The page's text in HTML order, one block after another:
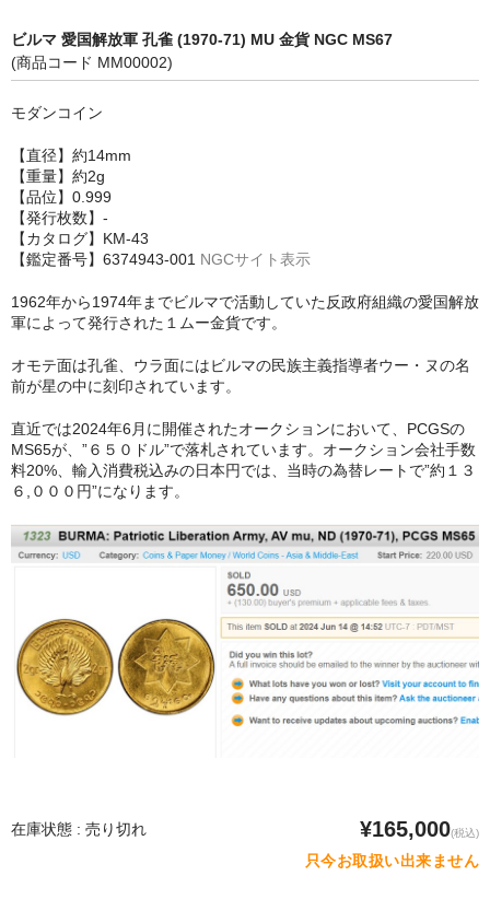
ビルマ 愛国解放軍 孔雀 (1970-71) MU 金貨 NGC MS67
(商品コード MM00002)
モダンコイン
【直径】約14mm
【重量】約2g
【品位】0.999
【発行枚数】-
【カタログ】KM-43
【鑑定番号】6374943-001 NGCサイト表示
1962年から1974年までビルマで活動していた反政府組織の愛国解放
軍によって発行された１ムー金貨です。
オモテ面は孔雀、ウラ面にはビルマの民族主義指導者ウー・ヌの名
前が星の中に刻印されています。
直近では2024年6月に開催されたオークションにおいて、PCGSの
MS65が、”６５０ドル”で落札されています。オークション会社手数
料20%、輸入消費税込みの日本円では、当時の為替レートで”約１３
６,０００円”になります。
在庫状態 : 売り切れ ¥165,000(税込)
只今お取扱い出来ません